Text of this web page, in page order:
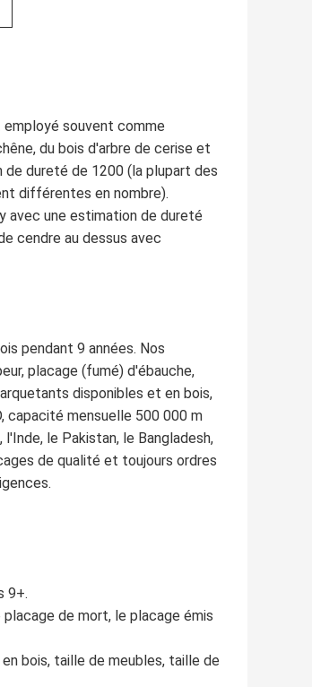
employé souvent comme
du bois d'arbre de cerise et
de dureté de 1200 (la plupart des
différentes en nombre).
avec une estimation de dureté
cendre au dessus avec
pendant 9 années. Nos
placage (fumé) d'ébauche,
disponibles et en bois,
capacité mensuelle 500 000 m
le Pakistan, le Bangladesh,
de qualité et toujours ordres
9+.
de mort, le placage émis
bois, taille de meubles, taille de